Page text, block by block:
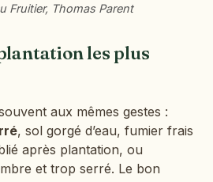
Fruitier, Thomas Parent
les plus
aux mêmes gestes :
, sol gorgé d’eau, fumier frais
après plantation, ou
et trop serré. Le bon